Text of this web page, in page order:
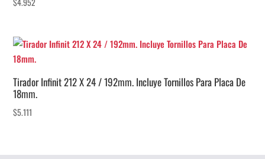
Tirador Infinit 212 X 24 / 192mm. Incluye Tornillos Para Placa De
18mm.
$5.111